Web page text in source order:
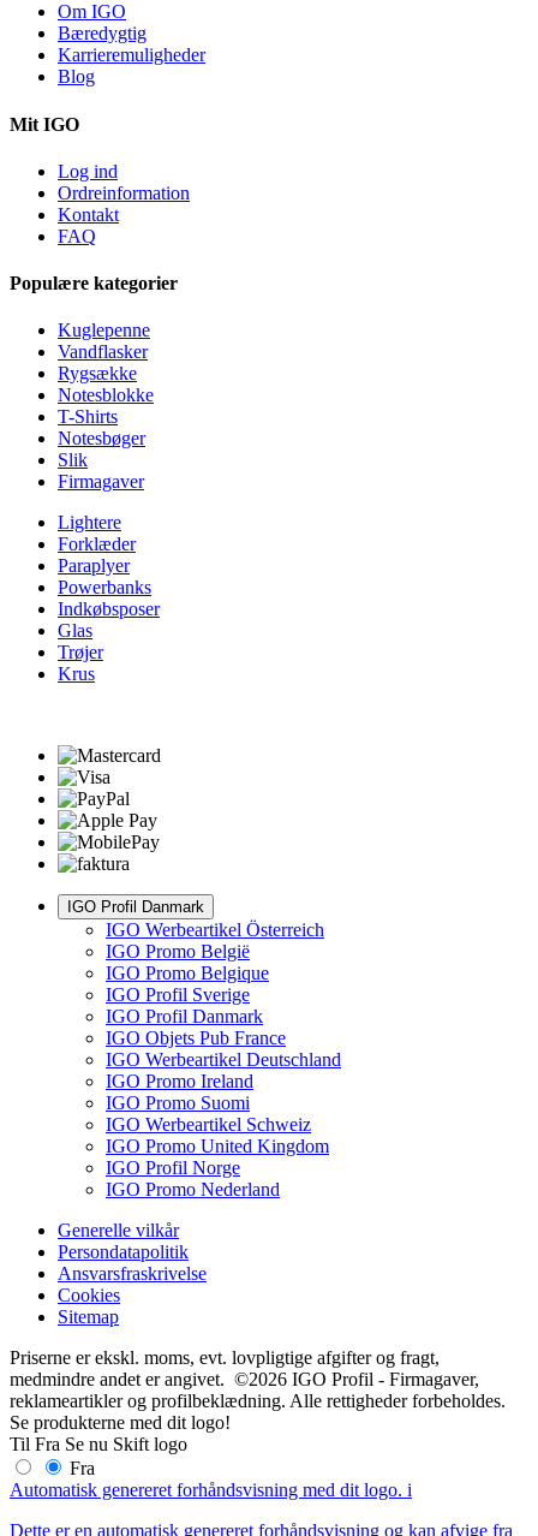
Om IGO
Bæredygtig
Karrieremuligheder
Blog
Mit IGO
Log ind
Ordreinformation
Kontakt
FAQ
Populære kategorier
Kuglepenne
Vandflasker
Rygsække
Notesblokke
T-Shirts
Notesbøger
Slik
Firmagaver
Lightere
Forklæder
Paraplyer
Powerbanks
Indkøbsposer
Glas
Trøjer
Krus
IGO Profil Danmark
IGO Werbeartikel Österreich
IGO Promo België
IGO Promo Belgique
IGO Profil Sverige
IGO Profil Danmark
IGO Objets Pub France
IGO Werbeartikel Deutschland
IGO Promo Ireland
IGO Promo Suomi
IGO Werbeartikel Schweiz
IGO Promo United Kingdom
IGO Profil Norge
IGO Promo Nederland
Generelle vilkår
Persondatapolitik
Ansvarsfraskrivelse
Cookies
Sitemap
Priserne er ekskl. moms, evt. lovpligtige afgifter og fragt,
medmindre andet er angivet. ©2026 IGO Profil - Firmagaver,
reklameartikler og profilbeklædning. Alle rettigheder forbeholdes.
Se produkterne med dit logo!
Til Fra Se nu Skift logo
Fra
Automatisk genereret forhåndsvisning med dit logo. i
Dette er en automatisk genereret forhåndsvisning og kan afvige fra